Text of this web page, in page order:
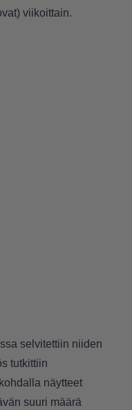
viikoittain.
selvitettiin niiden
tutkittiin
näytteet
suuri määrä